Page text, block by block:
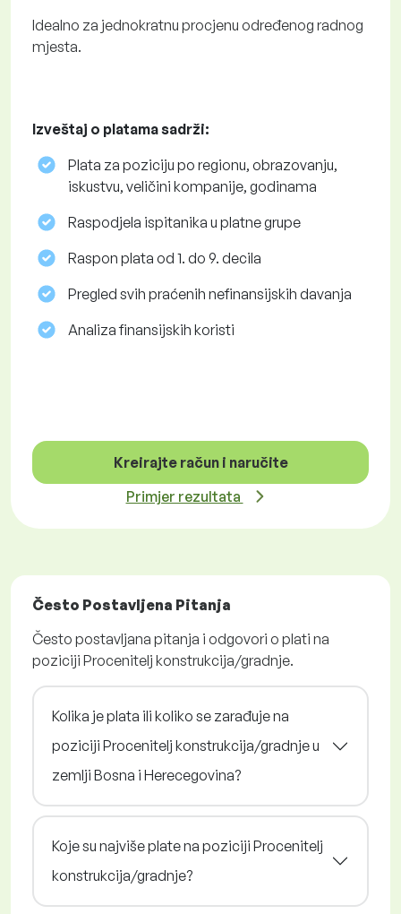
Idealno za jednokratnu procjenu određenog radnog
mjesta.
Izveštaj o platama sadrži:
Plata za poziciju po regionu, obrazovanju,
iskustvu, veličini kompanije, godinama
Raspodjela ispitanika u platne grupe
Raspon plata od 1. do 9. decila
Pregled svih praćenih nefinansijskih davanja
Analiza finansijskih koristi
Kreirajte račun i naručite
Primjer rezultata
Često Postavljena Pitanja
Često postavljana pitanja i odgovori o plati na
poziciji Procenitelj konstrukcija/gradnje.
Kolika je plata ili koliko se zarađuje na
poziciji Procenitelj konstrukcija/gradnje u
zemlji Bosna i Herecegovina?
Koje su najviše plate na poziciji Procenitelj
konstrukcija/gradnje?